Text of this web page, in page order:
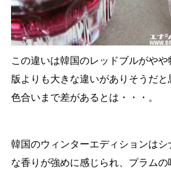
この違いは韓国のレッドブルがや
版よりも大きな違いがありそうだと
色合いまで差があるとは・・・。
韓国のウィンターエディションは
な香りが強めに感じられ、プラム